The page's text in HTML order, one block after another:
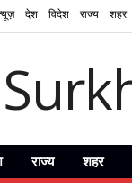
देश विदेश राज्य शहर
राज्य शहर